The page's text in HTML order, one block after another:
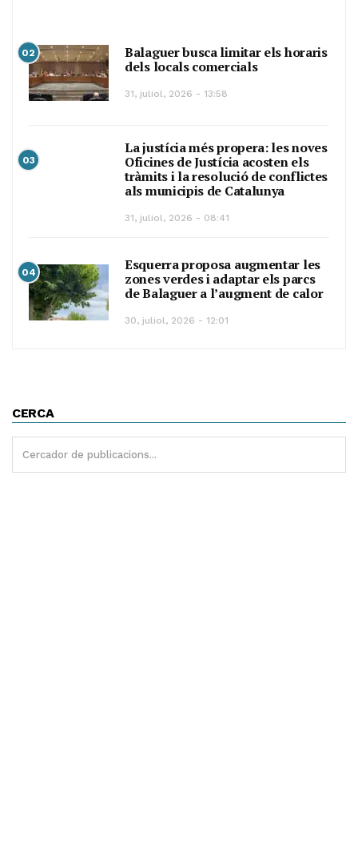
02
Balaguer busca limitar els horaris
dels locals comercials
31, juliol, 2026 - 13:58
03
La justícia més propera: les noves
Oficines de Justícia acosten els
tràmits i la resolució de conflictes
als municipis de Catalunya
31, juliol, 2026 - 08:41
04
Esquerra proposa augmentar les
zones verdes i adaptar els parcs
de Balaguer a l’augment de calor
30, juliol, 2026 - 12:01
CERCA